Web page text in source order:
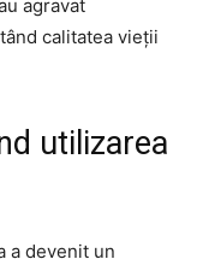
agravat
calitatea vieții
utilizarea
a devenit un